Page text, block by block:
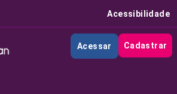
Acessibilidade
Acessar Cadastrar